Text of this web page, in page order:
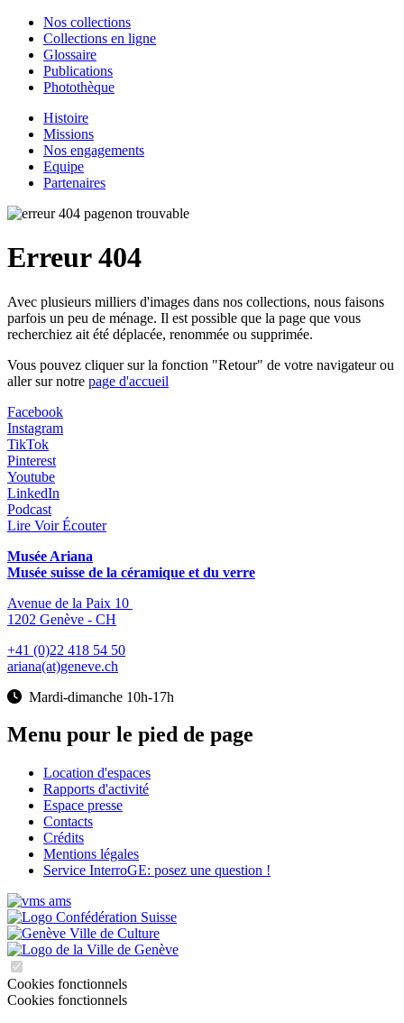
Nos collections
Collections en ligne
Glossaire
Publications
Photothèque
Histoire
Missions
Nos engagements
Equipe
Partenaires
Erreur 404
Avec plusieurs milliers d'images dans nos collections, nous faisons
parfois un peu de ménage. Il est possible que la page que vous
recherchiez ait été déplacée, renommée ou supprimée.
Vous pouvez cliquer sur la fonction "Retour" de votre navigateur ou
aller sur notre page d'accueil
Facebook
Instagram
TikTok
Pinterest
Youtube
LinkedIn
Podcast
Lire Voir Écouter
Musée Ariana
Musée suisse de la céramique et du verre
Avenue de la Paix 10
1202 Genève - CH
+41 (0)22 418 54 50
ariana(at)geneve.ch
Mardi-dimanche 10h-17h
Menu pour le pied de page
Location d'espaces
Rapports d'activité
Espace presse
Contacts
Crédits
Mentions légales
Service InterroGE: posez une question !
Cookies fonctionnels
Cookies fonctionnels